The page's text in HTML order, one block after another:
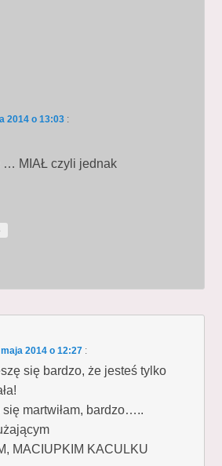
2014 o 13:03 :
… MIAŁ czyli jednak
2014 o 12:27 :
się bardzo, że jesteś tylko
się martwiłam, bardzo…..
MACIUPKIM KACULKU